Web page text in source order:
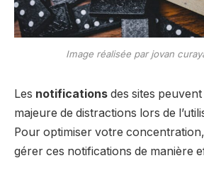
Image réalisée par jovan
Les notifications des sites
majeure de distractions lors de
Pour optimiser votre
gérer ces notifications de manière